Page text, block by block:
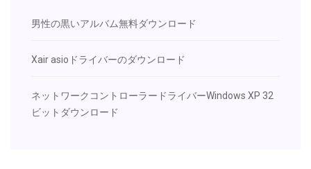
男性の黒いアルバム無料ダウンロード
Xair asioドライバーのダウンロード
ネットワークコントローラードライバーWindows XP 32
ビットダウンロード